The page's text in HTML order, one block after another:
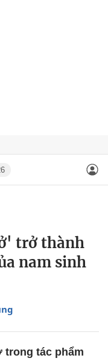
trở thành
nam sinh
tác phẩm